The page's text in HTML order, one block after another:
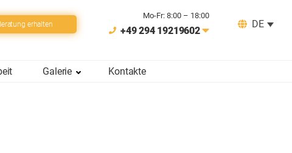
erhalten
Mo-Fr: 8:00 – 18:00
+49 294 19219602
DE
Galerie Kontakte